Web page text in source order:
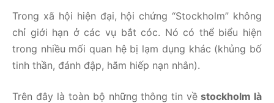
Trong xã hội hiện đại, hội chứng “Stockholm” không
chỉ giới hạn ở các vụ bắt cóc. Nó có thể biểu hiện
trong nhiều mối quan hệ bị lạm dụng khác (khủng bố
tinh thần, đánh đập, hãm hiếp nạn nhân).
Trên đây là toàn bộ những thông tin về stockholm là